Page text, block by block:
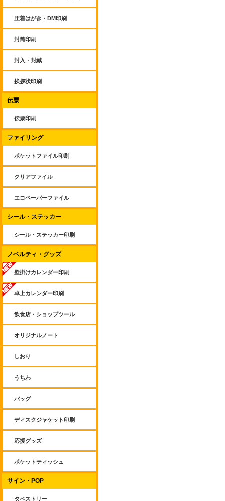
圧着はがき・DM印刷
封筒印刷
封入・封緘
挨拶状印刷
伝票
伝票印刷
ファイリング
ポケットファイル印刷
クリアファイル
エコペーパーファイル
シール・ステッカー
シール・ステッカー印刷
ノベルティ・グッズ
壁掛けカレンダー印刷
卓上カレンダー印刷
飲食店・ショップツール
オリジナルノート
しおり
うちわ
バッグ
ディスクジャケット印刷
応援グッズ
ポケットティッシュ
サイン・POP
タペストリー